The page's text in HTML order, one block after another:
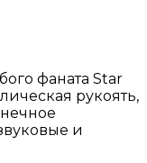
фаната Star
рукоять,
и